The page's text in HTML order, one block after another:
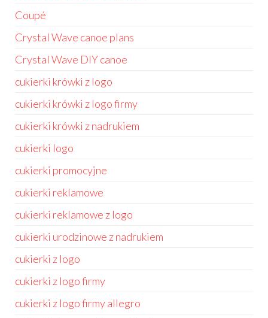
Coupé
Crystal Wave canoe plans
Crystal Wave DIY canoe
cukierki krówki z logo
cukierki krówki z logo firmy
cukierki krówki z nadrukiem
cukierki logo
cukierki promocyjne
cukierki reklamowe
cukierki reklamowe z logo
cukierki urodzinowe z nadrukiem
cukierki z logo
cukierki z logo firmy
cukierki z logo firmy allegro